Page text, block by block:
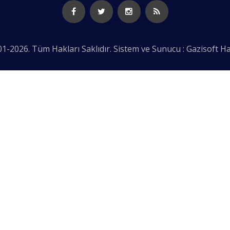
2026. Tüm Hakları Saklıdır. Sistem ve Sunucu : Gazisoft